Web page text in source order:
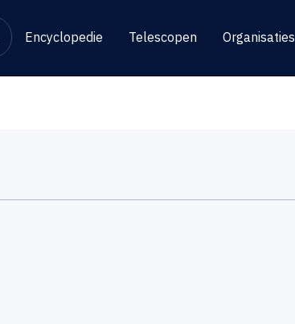
Encyclopedie Telescopen Organisaties